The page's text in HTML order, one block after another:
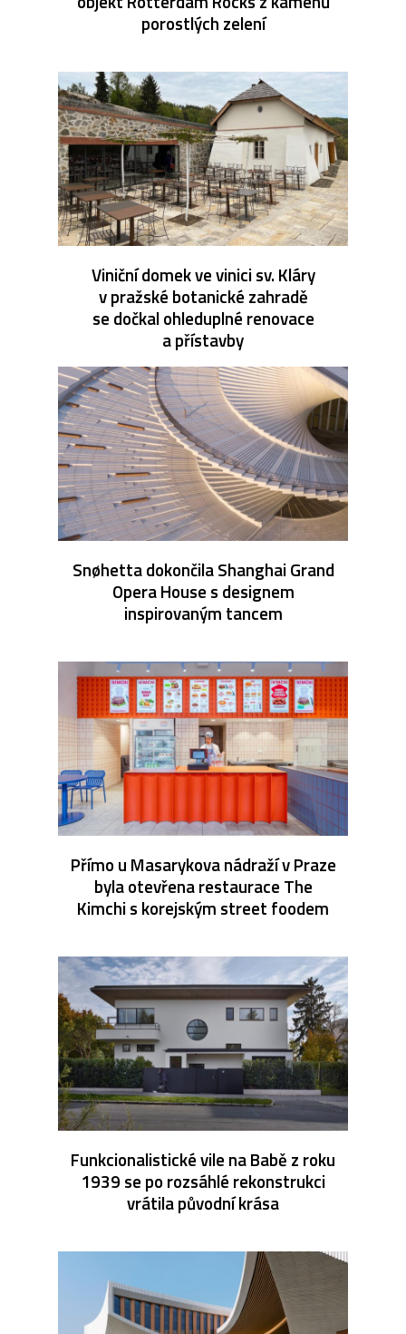
porostlých zelení
Viniční domek ve vinici sv. Kláry
v pražské botanické zahradě
se dočkal ohleduplné renovace
a přístavby
Snøhetta dokončila Shanghai Grand
Opera House s designem
inspirovaným tancem
Přímo u Masarykova nádraží v Praze
byla otevřena restaurace The
Kimchi s korejským street foodem
Funkcionalistické vile na Babě z roku
1939 se po rozsáhlé rekonstrukci
vrátila původní krása